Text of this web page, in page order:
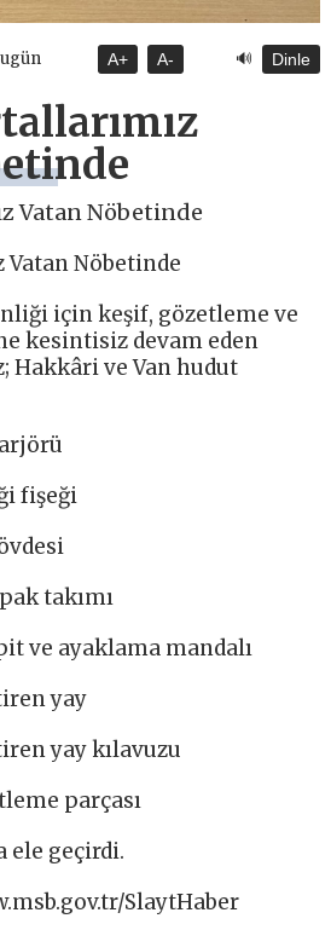
A+ A- 🔊 Dinle
Vatan Nöbetinde
Vatan Nöbetinde
için keşif, gözetleme ve
kesintisiz devam eden
Hakkâri ve Van hudut
fişeği
takımı
ve ayaklama mandalı
yay
yay kılavuzu
parçası
ele geçirdi.
SlaytHaber